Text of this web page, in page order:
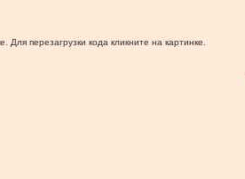
перезагрузки кода кликните на картинке.